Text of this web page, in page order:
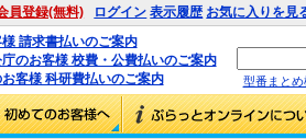
員登録(無料) ログイン 表示履歴 お気に入りを見
請求書払いのご案内
のお客様 校費・公費払いのご案内
客様 科研費払いのご案内
型番まとめ